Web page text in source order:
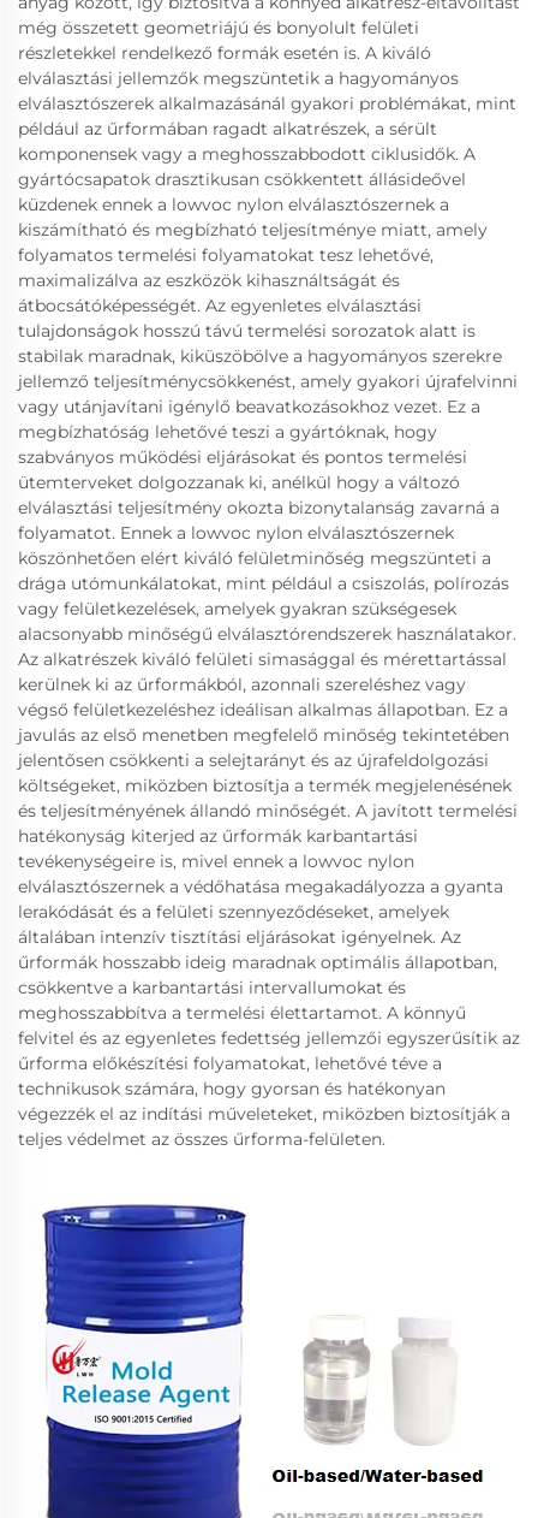
még összetett geometriájú és bonyolult felületi
részletekkel rendelkező formák esetén is. A kiváló
elválasztási jellemzők megszüntetik a hagyományos
elválasztószerek alkalmazásánál gyakori problémákat, mint
például az űrformában ragadt alkatrészek, a sérült
komponensek vagy a meghosszabbodott ciklusidők. A
gyártócsapatok drasztikusan csökkentett állásideővel
küzdenek ennek a lowvoc nylon elválasztószernek a
kiszámítható és megbízható teljesítménye miatt, amely
folyamatos termelési folyamatokat tesz lehetővé,
maximalizálva az eszközök kihasználtságát és
átbocsátóképességét. Az egyenletes elválasztási
tulajdonságok hosszú távú termelési sorozatok alatt is
stabilak maradnak, kiküszöbölve a hagyományos szerekre
jellemző teljesítménycsökkenést, amely gyakori újrafelvinni
vagy utánjavítani igénylő beavatkozásokhoz vezet. Ez a
megbízhatóság lehetővé teszi a gyártóknak, hogy
szabványos működési eljárásokat és pontos termelési
ütemterveket dolgozzanak ki, anélkül hogy a változó
elválasztási teljesítmény okozta bizonytalanság zavarná a
folyamatot. Ennek a lowvoc nylon elválasztószernek
köszönhetően elért kiváló felületminőség megszünteti a
drága utómunkálatokat, mint például a csiszolás, polírozás
vagy felületkezelések, amelyek gyakran szükségesek
alacsonyabb minőségű elválasztórendszerek használatakor.
Az alkatrészek kiváló felületi simasággal és mérettartással
kerülnek ki az űrformákból, azonnali szereléshez vagy
végső felületkezeléshez ideálisan alkalmas állapotban. Ez a
javulás az első menetben megfelelő minőség tekintetében
jelentősen csökkenti a selejtarányt és az újrafeldolgozási
költségeket, miközben biztosítja a termék megjelenésének
és teljesítményének állandó minőségét. A javított termelési
hatékonyság kiterjed az űrformák karbantartási
tevékenységeire is, mivel ennek a lowvoc nylon
elválasztószernek a védőhatása megakadályozza a gyanta
lerakódását és a felületi szennyeződéseket, amelyek
általában intenzív tisztítási eljárásokat igényelnek. Az
űrformák hosszabb ideig maradnak optimális állapotban,
csökkentve a karbantartási intervallumokat és
meghosszabbítva a termelési élettartamot. A könnyű
felvitel és az egyenletes fedettség jellemzői egyszerűsítik az
űrforma előkészítési folyamatokat, lehetővé téve a
technikusok számára, hogy gyorsan és hatékonyan
végezzék el az indítási műveleteket, miközben biztosítják a
teljes védelmet az összes űrforma-felületen.